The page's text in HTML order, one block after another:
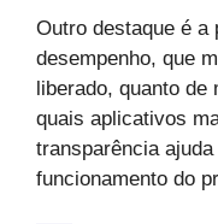
Outro destaque é a
desempenho, que
liberado, quanto de
quais aplicativos
transparência
funcionamento do